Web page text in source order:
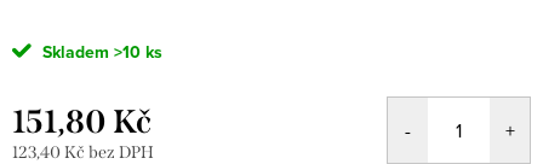
Skladem >10 ks
151,80 Kč
123,40 Kč bez DPH